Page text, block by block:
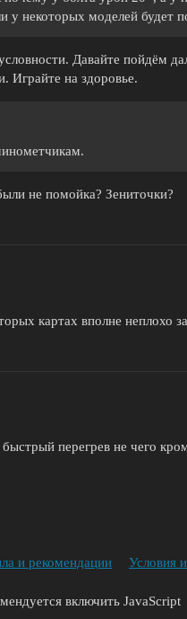
у некоторых моделей будет
Давайте пойдём
Играйте на здоровье.
не помойка? Зениточки?
картах вполне неплохо
перегрев не чего
и рекомендации Условия
включить JavaScript